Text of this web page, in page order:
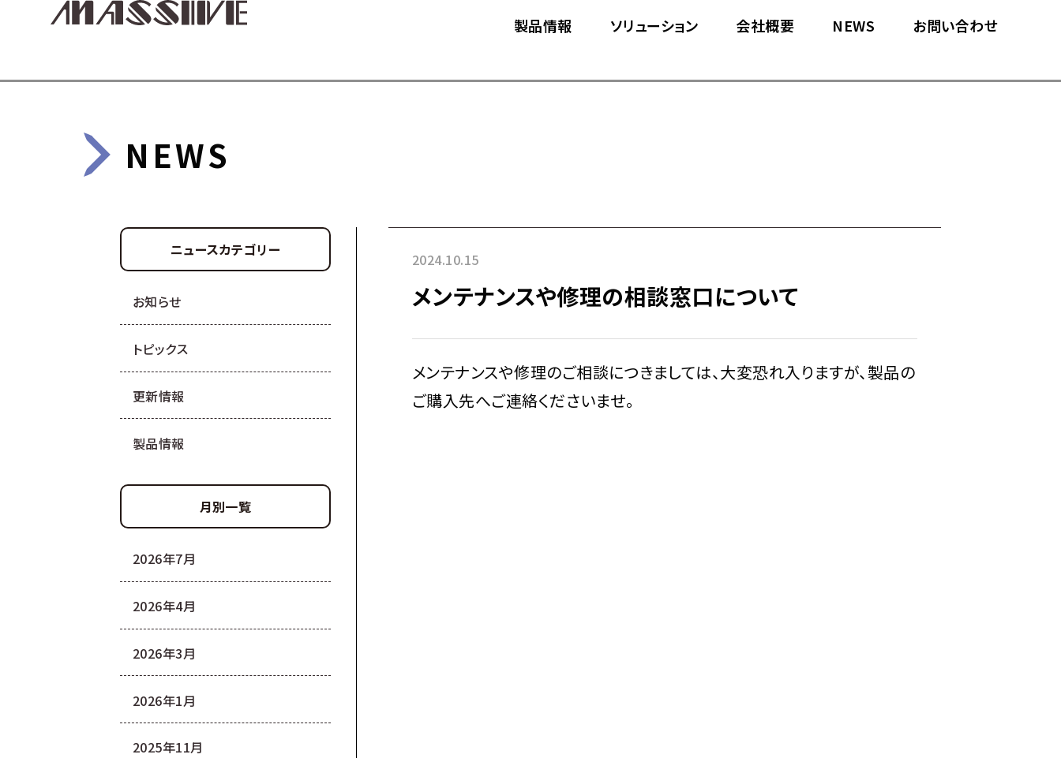
製品情報 ソリューション 会社概要 NEWS お問い合わせ
NEWS
2024.10.15
メンテナンスや修理の相談窓口について
メンテナンスや修理のご相談につきましては、大変恐れ入りますが、製品の
ご購入先へご連絡くださいませ。
ニュースカテゴリー
お知らせ
トピックス
更新情報
製品情報
月別一覧
2026年7月
2026年4月
2026年3月
2026年1月
2025年11月